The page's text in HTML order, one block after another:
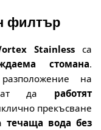
филтър
Stainless са
стомана.
на
да работят
прекъсване
течаща вода без